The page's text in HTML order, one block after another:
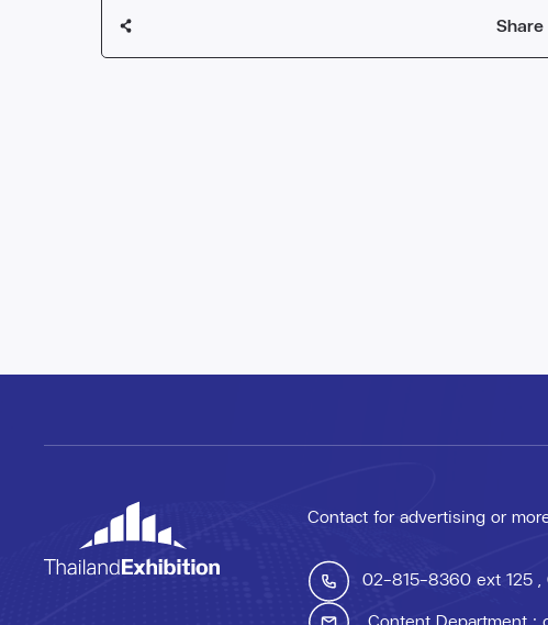
Share
Contact for advertising or
02-815-8360 ext 125 ,